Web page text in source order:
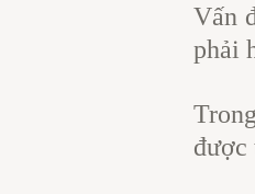
Vấn
phải
được